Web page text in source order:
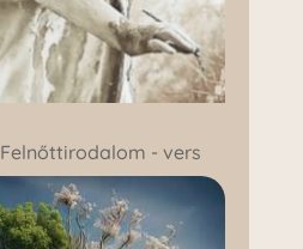
Felnőttirodalom - vers